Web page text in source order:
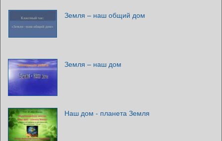
Земля – наш общий дом
Земля – наш дом
Наш дом - планета Земля